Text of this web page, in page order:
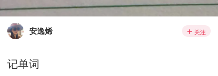
安逸烯 关注
记单词